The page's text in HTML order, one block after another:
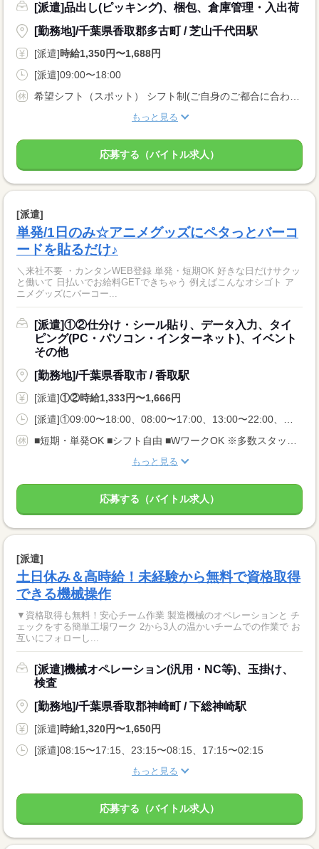
[派遣]品出し(ピッキング)、梱包、倉庫管理・入出荷
[勤務地]/千葉県香取郡多古町 / 芝山千代田駅
[派遣]時給1,350円〜1,688円
[派遣]09:00〜18:00
もっと見る
応募する（バイトル求人）
[派遣]
単発/1日のみ☆アニメグッズにペタっとバーコ
ードを貼るだけ♪
＼来社不要 ・カンタンWEB登録 単発・短期OK 好きな日だけサクッ
と働いて 日払いでお給料GETできちゃう 例えばこんなオシゴト ア
ニメグッズにバーコー...
[派遣]①②仕分け・シール貼り、データ入力、タイ
ピング(PC・パソコン・インターネット)、イベント
その他
[勤務地]/千葉県香取市 / 香取駅
[派遣]①②時給1,333円〜1,666円
もっと見る
応募する（バイトル求人）
[派遣]
土日休み＆高時給！未経験から無料で資格取得
できる機械操作
▼資格取得も無料！安心チーム作業 製造機械のオペレーションと チ
ェックをする簡単工場ワーク 2から3人の温かいチームでの作業で お
互いにフォローし...
[派遣]機械オペレーション(汎用・NC等)、玉掛け、
検査
[勤務地]/千葉県香取郡神崎町 / 下総神崎駅
[派遣]時給1,320円〜1,650円
[派遣]08:15〜17:15、23:15〜08:15、17:15〜02:15
もっと見る
応募する（バイトル求人）